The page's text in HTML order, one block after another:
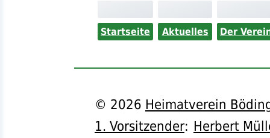
Startseite Aktuelles Der
© 2026 Heimatverein
1. Vorsitzender: Herbert